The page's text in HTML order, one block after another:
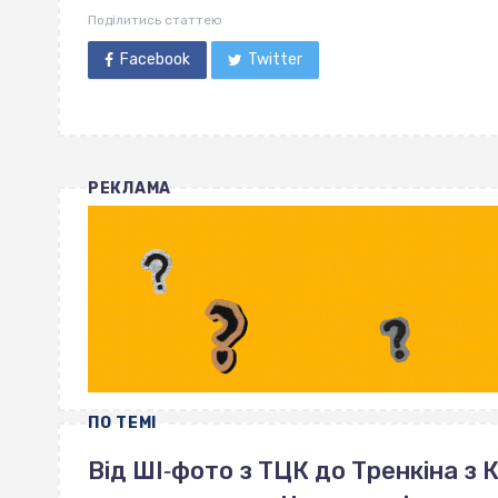
Поділитись статтею
Facebook Twitter
РЕКЛАМА
ПО ТЕМІ
Від ШІ‐фото з ТЦК до Тренкіна з